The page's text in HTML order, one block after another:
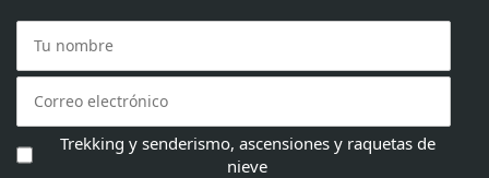
Trekking y senderismo, ascensiones y raquetas de
nieve